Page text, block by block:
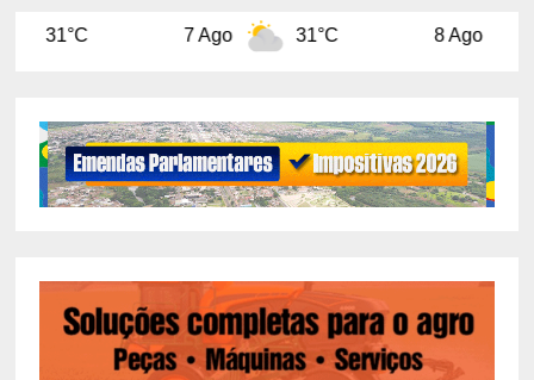
7 Ago 31°C 8 Ago 31°C